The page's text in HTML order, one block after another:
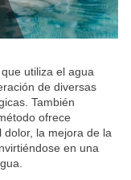
utiliza el agua
de diversas
También
ofrece
dolor, la mejora de la
en una